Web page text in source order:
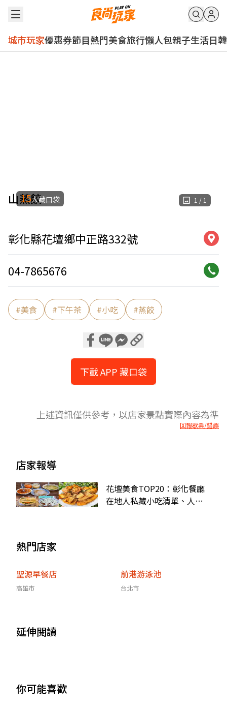
城市玩家優惠券節目熱門美食旅行懶人包親子生活日韓
山蒸餃 1 / 1
15人藏口袋
彰化縣花壇鄉中正路332號
04-7865676
#美食 #下午茶 #小吃 #蒸餃
下載 APP 藏口袋
上述資訊僅供參考，以店家景點實際內容為準
回報歇業/錯誤
店家報導
花壇美食TOP20：彰化餐廳
在地人私藏小吃清單、人氣
熱門店家
聖源早餐店
高雄市
前港游泳池
台北市
延伸閱讀
你可能喜歡